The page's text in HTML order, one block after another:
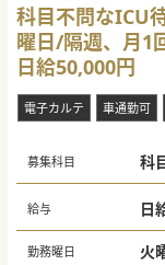
科目不問なICU
曜日/隔週、月1
日給50,000円
電子カルテ 車通勤可
募集科目 科
給与 日
勤務曜日 火